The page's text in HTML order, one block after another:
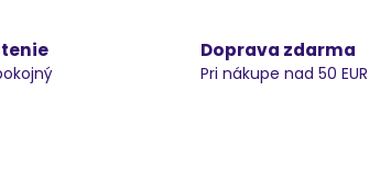
Doprava zdarma
Pri nákupe nad 50 EUR